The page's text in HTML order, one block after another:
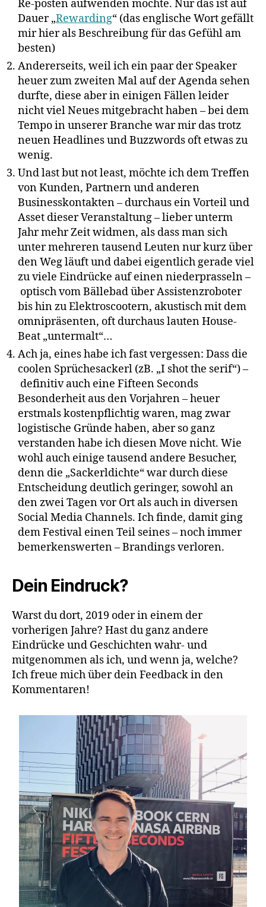
Re-posten aufwenden möchte. Nur das ist auf
Dauer „Rewarding“ (das englische Wort gefällt
mir hier als Beschreibung für das Gefühl am
besten)
Andererseits, weil ich ein paar der Speaker
heuer zum zweiten Mal auf der Agenda sehen
durfte, diese aber in einigen Fällen leider
nicht viel Neues mitgebracht haben – bei dem
Tempo in unserer Branche war mir das trotz
neuen Headlines und Buzzwords oft etwas zu
wenig.
Und last but not least, möchte ich dem Treffen
von Kunden, Partnern und anderen
Businesskontakten – durchaus ein Vorteil und
Asset dieser Veranstaltung – lieber unterm
Jahr mehr Zeit widmen, als dass man sich
unter mehreren tausend Leuten nur kurz über
den Weg läuft und dabei eigentlich gerade viel
zu viele Eindrücke auf einen niederprasseln –
optisch vom Bällebad über Assistenzroboter
bis hin zu Elektroscootern, akustisch mit dem
omnipräsenten, oft durchaus lauten House-
Beat „untermalt“…
Ach ja, eines habe ich fast vergessen: Dass die
coolen Sprüchesackerl (zB. „I shot the serif“) –
definitiv auch eine Fifteen Seconds
Besonderheit aus den Vorjahren – heuer
erstmals kostenpflichtig waren, mag zwar
logistische Gründe haben, aber so ganz
verstanden habe ich diesen Move nicht. Wie
wohl auch einige tausend andere Besucher,
denn die „Sackerldichte“ war durch diese
Entscheidung deutlich geringer, sowohl an
den zwei Tagen vor Ort als auch in diversen
Social Media Channels. Ich finde, damit ging
dem Festival einen Teil seines – noch immer
bemerkenswerten – Brandings verloren.
Dein Eindruck?
Warst du dort, 2019 oder in einem der
vorherigen Jahre? Hast du ganz andere
Eindrücke und Geschichten wahr- und
mitgenommen als ich, und wenn ja, welche?
Ich freue mich über dein Feedback in den
Kommentaren!